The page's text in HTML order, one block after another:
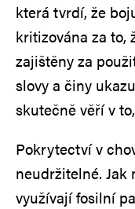
která tvrdí, že
kritizována za to,
zajištěny za
slovy a činy
skutečně věří v
Pokrytectví v
neudržitelné. Jak
využívají fosilní